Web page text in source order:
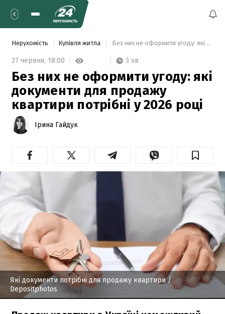
Нерухомість Купівля житла Без них не оформити угоду: які документи для продажу квартири потрібні у 2026 році
27 червня, 18:00 3 хв
Без них не оформити угоду: які
документи для продажу
квартири потрібні у 2026 році
Ірина Гайдук
Які документи потрібні для продажу квартири/
Depositphotos